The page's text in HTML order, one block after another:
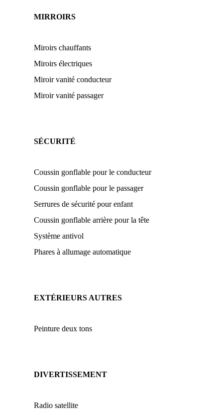
MIRROIRS
Miroirs chauffants
Miroirs électriques
Miroir vanité conducteur
Miroir vanité passager
SÉCURITÉ
Coussin gonflable pour le conducteur
Coussin gonflable pour le passager
Serrures de sécurité pour enfant
Coussin gonflable arrière pour la tête
Système antivol
Phares à allumage automatique
EXTÉRIEURS AUTRES
Peinture deux tons
DIVERTISSEMENT
Radio satellite